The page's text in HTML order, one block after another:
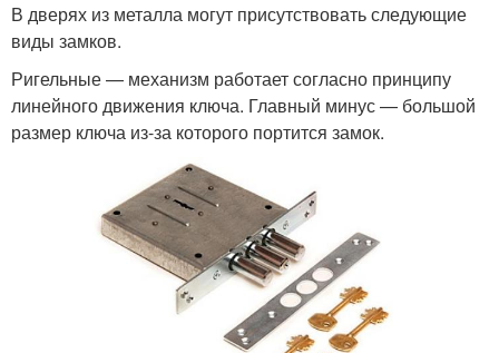
В дверях из металла могут присутствовать следующие
виды замков.
Ригельные — механизм работает согласно принципу
линейного движения ключа. Главный минус — большой
размер ключа из-за которого портится замок.